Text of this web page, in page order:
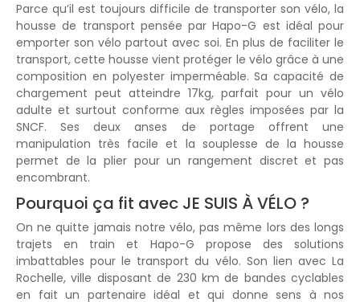
Parce qu’il est toujours difficile de transporter son vélo, la
housse de transport pensée par Hapo-G est idéal pour
emporter son vélo partout avec soi. En plus de faciliter le
transport, cette housse vient protéger le vélo grâce à une
composition en polyester imperméable. Sa capacité de
chargement peut atteindre 17kg, parfait pour un vélo
adulte et surtout conforme aux règles imposées par la
SNCF. Ses deux anses de portage offrent une
manipulation très facile et la souplesse de la housse
permet de la plier pour un rangement discret et pas
encombrant.
Pourquoi ça fit avec JE SUIS À VÉLO ?
On ne quitte jamais notre vélo, pas même lors des longs
trajets en train et Hapo-G propose des solutions
imbattables pour le transport du vélo. Son lien avec La
Rochelle, ville disposant de 230 km de bandes cyclables
en fait un partenaire idéal et qui donne sens à nos